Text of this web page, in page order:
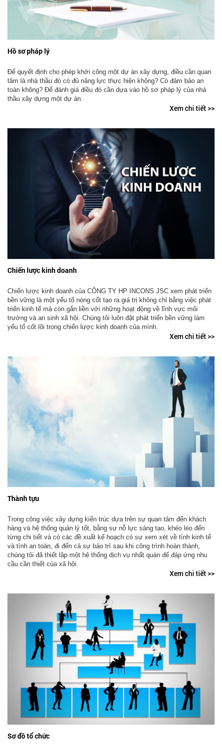
Hồ sơ pháp lý
Để quyết định cho phép khởi công một dự án xây dựng, điều cần quan
tâm là nhà thầu đó có đủ năng lực thực hiện không? Có đảm bảo an
toàn không? Để đánh giá điều đó cần dựa vào hồ sơ pháp lý của nhà
thầu xây dựng một dự án.
Xem chi tiết >>
Chiến lược kinh doanh
Chiến lược kinh doanh của CÔNG TY HP INCONS JSC xem phát triển
bền vững là một yếu tố nòng cốt tạo ra giá trị không chỉ bằng việc phát
triển kinh tế mà còn gắn liền với những hoạt động về lĩnh vực môi
trường và an sinh xã hội. Chúng tôi luôn đặt phát triển bền vững làm
yếu tố cốt lõi trong chiến lược kinh doanh của mình.
Xem chi tiết >>
Thành tựu
Trong công việc xây dựng kiến trúc dựa trên sự quan tâm đến khách
hàng và hệ thống quản lý tốt, bằng sự nỗ lực sáng tạo, khéo léo đến
từng chi tiết và có các đề xuất kế hoạch có sự xem xét về tính kinh tế
và tính an toàn, đi đến cả sự bảo trì sau khi công trình hoàn thành,
chúng tôi đã thiết lập một hệ thống dịch vụ nhất quán để đáp ứng nhu
cầu cần thiết của xã hội.
Xem chi tiết >>
Sơ đồ tổ chức